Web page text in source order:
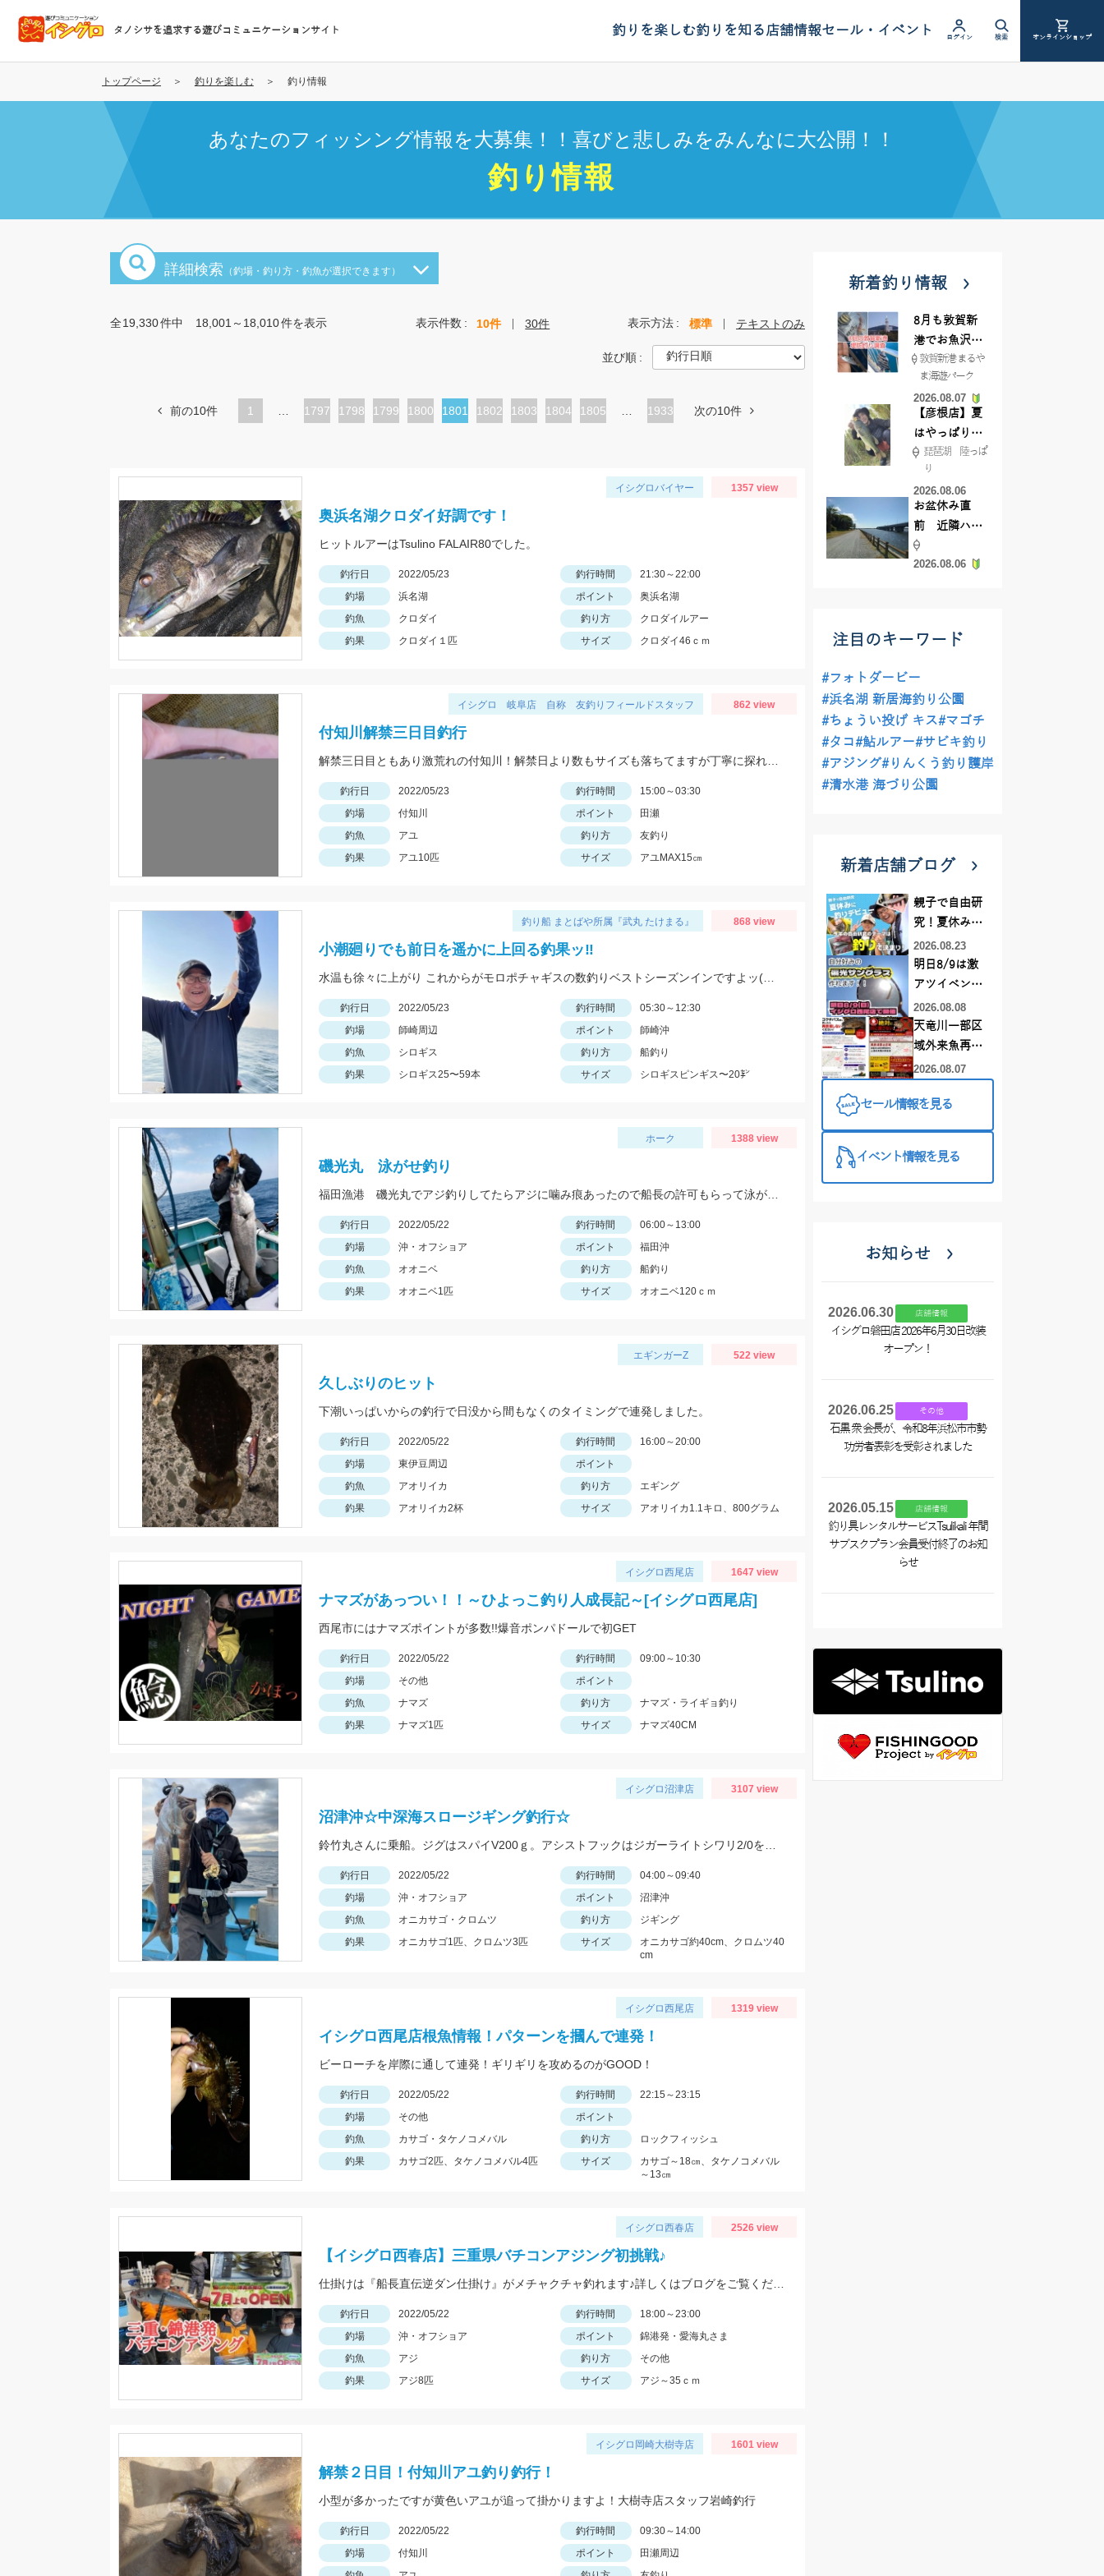
コ
テ
タノシサを追求する遊びコミュニケーションサイト 釣りを楽しむ釣りを知る店舗情報セール・イベント ログイン 検索 オンラインショップ
トップページ 釣りを楽しむ 釣り情報
あなたのフィッシング情報を大募集！！喜びと悲しみをみんなに大公開！！
釣り情報
詳細検索 （釣場・釣り方・釣魚が選択できます）
全19,330件中 18,001～18,010件を表示 表示件数 10件 30件 表示方法 標準 テキストのみ
並び順
前の10件 1
ペ
1797
ペ
1798
ペ
1799
ペ
1800
カ
ペ
1801
ペ
1802
ペ
1803
ペ
1804
ペ
1805 1933 次の10件
イシグロバイヤー 1357 view
奥浜名湖クロダイ好調です！
ヒットルアーはTsulino FALAIR80でした。
釣行日 2022/05/23 釣行時間
21:30～22:00
釣場
浜名湖 ポイント
奥浜名湖
釣魚
クロダイ 釣り方
クロダイルアー
釣果
クロダイ１匹 サイズ クロダイ46ｃｍ
イシグロ 岐阜店 自称 友釣りフィールドスタッフ 862 view
付知川解禁三日目釣行
釣行日 2022/05/23 釣行時間
15:00～03:30
釣場
付知川 ポイント
田瀬
釣魚
アユ 釣り方
友釣り
釣果
アユ10匹 サイズ アユMAX15㎝
釣り船 まとばや所属『武丸 たけまる』 868 view
小潮廻りでも前日を遥かに上回る釣果ッ‼︎
釣行日 2022/05/23 釣行時間
05:30～12:30
釣場
師崎周辺 ポイント
師崎沖
釣魚
シロギス 釣り方
船釣り
釣果
シロギス25〜59本 サイズ シロギスピンギス〜20㌢
ホーク 1388 view
磯光丸 泳がせ釣り
釣行日 2022/05/22 釣行時間
06:00～13:00
釣場
沖・オフショア ポイント
福田沖
釣魚
オオニベ 釣り方
船釣り
釣果
オオニベ1匹 サイズ オオニベ120ｃｍ
エギンガーZ 522 view
久しぶりのヒット
下潮いっぱいからの釣行で日没から間もなくのタイミングで連発しました。
釣行日 2022/05/22 釣行時間
16:00～20:00
釣場
東伊豆周辺
ポイント
釣魚
アオリイカ 釣り方
エギング
釣果
アオリイカ2杯 サイズ アオリイカ1.1キロ、800グラム
イシグロ西尾店 1647 view
ナマズがあっつい！！～ひよっこ釣り人成長記～[イシグロ西尾店]
西尾市にはナマズポイントが多数!!爆音ポンパドールで初GET
釣行日 2022/05/22 釣行時間
09:00～10:30
釣場
その他
ポイント
釣魚
ナマズ 釣り方
ナマズ・ライギョ釣り
釣果
ナマズ1匹 サイズ ナマズ40CM
イシグロ沼津店 3107 view
沼津沖☆中深海スロージギング釣行☆
釣行日 2022/05/22 釣行時間
04:00～09:40
釣場
沖・オフショア ポイント
沼津沖
釣魚
オニカサゴ・クロムツ 釣り方
ジギング
釣果
オニカサゴ1匹、クロムツ3匹 サイズ
オニカサゴ約40cm、クロムツ40
cm
イシグロ西尾店 1319 view
イシグロ西尾店根魚情報！パターンを摑んで連発！
ビーローチを岸際に通して連発！ギリギリを攻めるのがGOOD！
釣行日 2022/05/22 釣行時間
22:15～23:15
釣場
その他
ポイント
釣魚
カサゴ・タケノコメバル 釣り方
ロックフィッシュ
釣果
カサゴ2匹、タケノコメバル4匹 サイズ
カサゴ～18㎝、タケノコメバル
～13㎝
イシグロ西春店 2526 view
【イシグロ西春店】三重県バチコンアジング初挑戦♪
釣行日 2022/05/22 釣行時間
18:00～23:00
釣場
沖・オフショア ポイント
錦港発・愛海丸さま
釣魚
アジ 釣り方
その他
釣果
アジ8匹 サイズ アジ～35ｃｍ
イシグロ岡崎大樹寺店 1601 view
解禁２日目！付知川アユ釣り釣行！
小型が多かったですが黄色いアユが追って掛かりますよ！大樹寺店スタッフ岩崎釣行
釣行日 2022/05/22 釣行時間
09:30～14:00
釣場
付知川 ポイント
田瀬周辺
新着釣り情報
8月も敦賀新
港でお魚沢山
♪ イシグロ彦
根店
敦賀新港 まるや
ま海遊パーク
2026.08.07
【彦根店】夏
はやっぱりカ
バー撃ち
【45cmキャ
ッチ】
琵琶湖 陸っぱ
り
2026.08.06
お盆休み直
前 近隣ハゼ
釣り場調査し
てきました
2026.08.06
注目のキーワード
#フォトダービー
#浜名湖 新居海釣り公園
#ちょうい投げ キス#マゴチ
#タコ#鮎ルアー#サビキ釣り
#アジング#りんくう釣り護岸
#清水港 海づり公園
新着店舗ブログ
親子で自由研
究！夏休みに
釣りデビュー
2026.08.23
明日8/9は激
アツイベント
日！！！～オ
ーダー偏光グ
ラス受注会～
2026.08.08
天竜川一部区
域外来魚再放
流禁止となり
2026.08.07
セール情報を見る
イベント情報を見る
お知らせ
2026.06.30 店舗情報
イシグロ磐田店 2026年6月30日改装
オープン！
2026.06.25 その他
石黒 衆 会長が、令和8年浜松市市勢
功労者表彰を受彰されました
2026.05.15 店舗情報
釣り具レンタルサービスTsulikali 年間
サブスクプラン会員受付終了のお知
らせ